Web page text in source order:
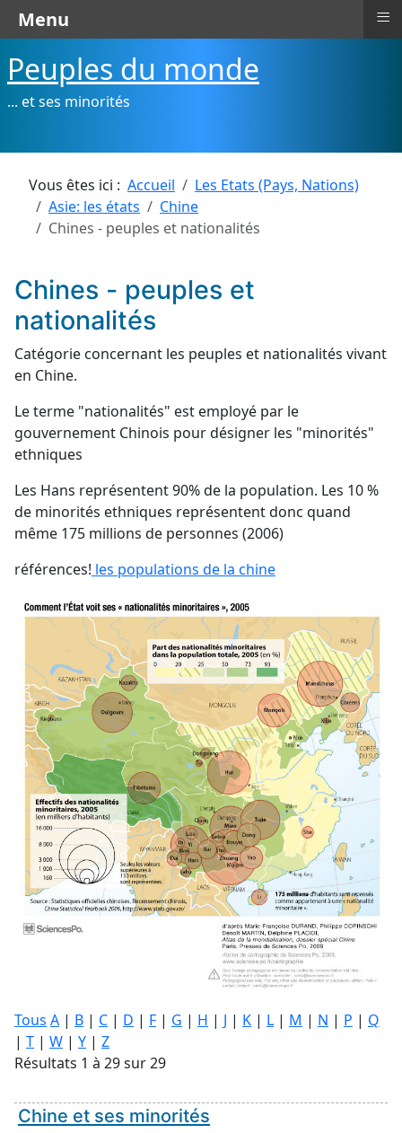
Peuples du monde
... et ses minorités
Vous êtes ici : Accueil
Les Etats (Pays, Nations)
Asie: les états
Chine
Chines - peuples et nationalités
Chines - peuples et
nationalités
Catégorie concernant les peuples et nationalités vivant
en Chine.
Le terme "nationalités" est employé par le
gouvernement Chinois pour désigner les "minorités"
ethniques
Les Hans représentent 90% de la population. Les 10 %
de minorités ethniques représentent donc quand
même 175 millions de personnes (2006)
références! les populations de la chine
Tous A | B | C | D | F | G | H | J | K | L | M | N | P | Q
| T | W | Y | Z
Résultats 1 à 29 sur 29
Chine et ses minorités
Menu ≡